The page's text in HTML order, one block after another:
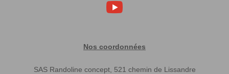
Nos coordonnées
SAS Randoline concept, 521 chemin de Lissandre